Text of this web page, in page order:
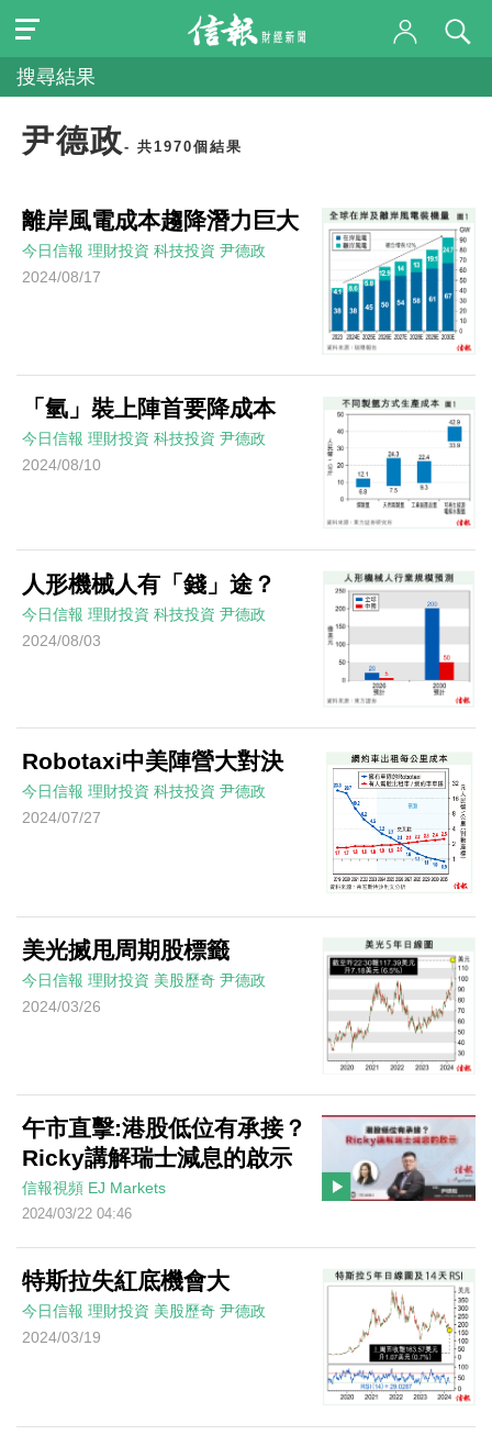
搜尋結果
尹德政- 共1970個結果
離岸風電成本趨降潛力巨大
今日信報 理財投資 科技投資 尹德政
2024/08/17
「氫」裝上陣首要降成本
今日信報 理財投資 科技投資 尹德政
2024/08/10
人形機械人有「錢」途？
今日信報 理財投資 科技投資 尹德政
2024/08/03
Robotaxi中美陣營大對決
今日信報 理財投資 科技投資 尹德政
2024/07/27
美光搣甩周期股標籤
今日信報 理財投資 美股歷奇 尹德政
2024/03/26
午市直擊:港股低位有承接？
Ricky講解瑞士減息的啟示
信報視頻 EJ Markets
2024/03/22 04:46
特斯拉失紅底機會大
今日信報 理財投資 美股歷奇 尹德政
2024/03/19